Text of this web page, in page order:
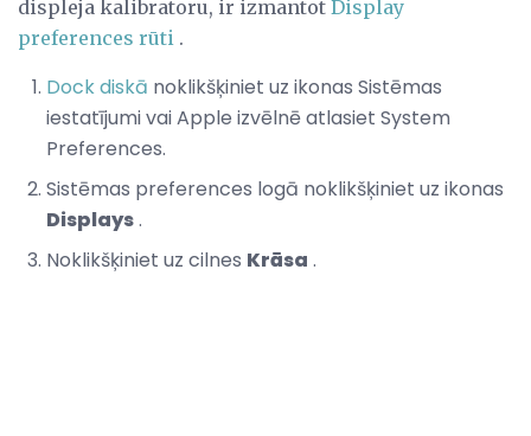
displeja kalibratoru, ir izmantot Display
preferences rūti .
Dock diskā noklikšķiniet uz ikonas Sistēmas
iestatījumi vai Apple izvēlnē atlasiet System
Preferences.
Sistēmas preferences logā noklikšķiniet uz ikonas
Displays.
Noklikšķiniet uz cilnes Krāsa .